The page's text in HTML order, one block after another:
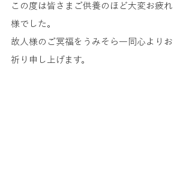
この度は皆さまご供養のほど大変お疲れ
様でした。
故人様のご冥福をうみそら一同心よりお
祈り申し上げます。